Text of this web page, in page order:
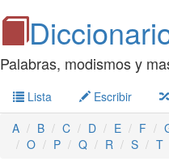
Palabras, modismos y
Lista Escribir
A
B C D E F
O
P Q R S T